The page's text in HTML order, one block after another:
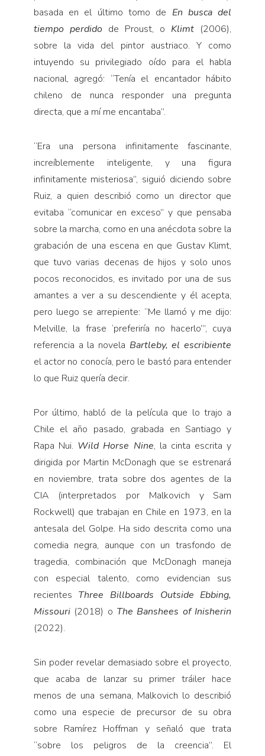
basada en el último tomo de En busca del
tiempo perdidode Proust, o Klimt (2006),
sobre la vida del pintor austriaco. Y como
intuyendo su privilegiado oído para el habla
nacional, agregó: “Tenía el encantador hábito
chileno de nunca responder una pregunta
directa, que a mí me encantaba”.
“Era una persona infinitamente fascinante,
increíblemente inteligente, y una figura
infinitamente misteriosa”, siguió diciendo sobre
Ruiz, a quien describió como un director que
evitaba “comunicar en exceso” y que pensaba
sobre la marcha, como en una anécdota sobre la
grabación de una escena en que Gustav Klimt,
que tuvo varias decenas de hijos y solo unos
pocos reconocidos, es invitado por una de sus
amantes a ver a su descendiente y él acepta,
pero luego se arrepiente: “Me llamó y me dijo:
Melville, la frase ‘preferiría no hacerlo’”, cuya
referencia a la novela Bartleby, el escribiente
el actor no conocía, pero le bastó para entender
lo que Ruiz quería decir.
Por último, habló de la película que lo trajo a
Chile el año pasado, grabada en Santiago y
Rapa Nui. Wild Horse Nine, la cinta escrita y
dirigida por Martin McDonagh que se estrenará
en noviembre, trata sobre dos agentes de la
CIA (interpretados por Malkovich y Sam
Rockwell) que trabajan en Chile en 1973, en la
antesala del Golpe. Ha sido descrita como una
comedia negra, aunque con un trasfondo de
tragedia, combinación que McDonagh maneja
con especial talento, como evidencian sus
recientes Three Billboards Outside Ebbing,
Missouri(2018) o The Banshees of Inisherin
(2022).
Sin poder revelar demasiado sobre el proyecto,
que acaba de lanzar su primer tráiler hace
menos de una semana, Malkovich lo describió
como una especie de precursor de su obra
sobre Ramírez Hoffman y señaló que trata
“sobre los peligros de la creencia”. El